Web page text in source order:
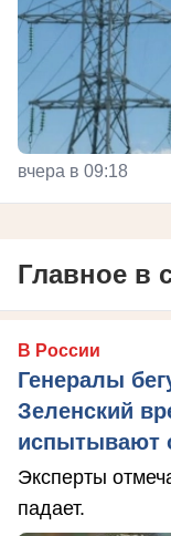
вчера в 09:18
Главное в
В России
Генералы
Зеленский
испытывают
Эксперты
падает.